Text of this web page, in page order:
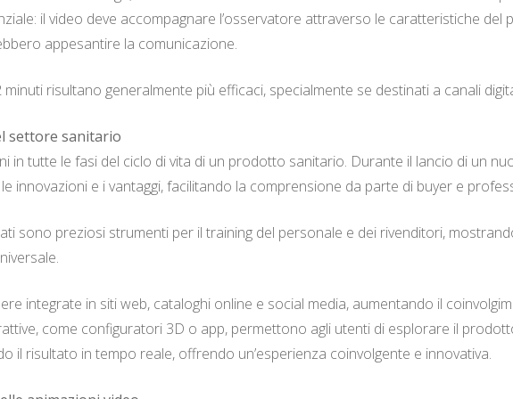
il video deve accompagnare l’osservatore attraverso le caratteristiche
appesantire la comunicazione.
risultano generalmente più efficaci, specialmente se destinati a canali
settore sanitario
in tutte le fasi del ciclo di vita di un prodotto sanitario. Durante il lancio di un
innovazioni e i vantaggi, facilitando la comprensione da parte di buyer e
sono preziosi strumenti per il training del personale e dei rivenditori,
integrate in siti web, cataloghi online e social media, aumentando il
come configuratori 3D o app, permettono agli utenti di esplorare il
il risultato in tempo reale, offrendo un’esperienza coinvolgente e innovativa.